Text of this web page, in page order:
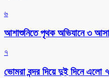
৬
আশাশুনিতে পৃথক অভিযানে ৩
৭
ভোমরা বন্দর দিয়ে দুই দিনে এলো